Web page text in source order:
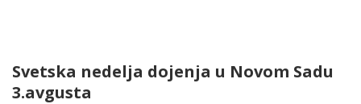
Svetska nedelja dojenja u Novom Sadu
3.avgusta